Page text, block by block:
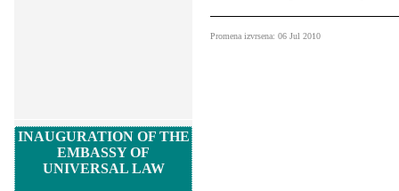
INAUGURATION OF THE
EMBASSY OF
UNIVERSAL LAW
Promena izvrsena: 06 Jul 2010